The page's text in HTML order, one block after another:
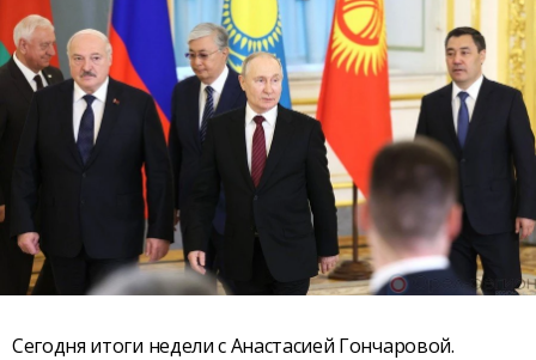
Сегодня итоги недели с Анастасией Гончаровой.